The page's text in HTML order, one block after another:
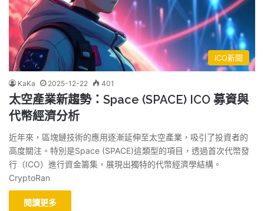
ICO新聞
KaKa 2025-12-22 401
太空產業新趨勢：Space (SPACE) ICO 募資與
代幣經濟分析
近年來，區塊鏈技術的應用逐漸延伸至太空產業，吸引了投資者的
高度關注。特別是Space (SPACE)這類型的項目，透過首次代幣發
行（ICO）進行資金籌集，展現出獨特的代幣經濟學結構。
CryptoRan
閱讀更多